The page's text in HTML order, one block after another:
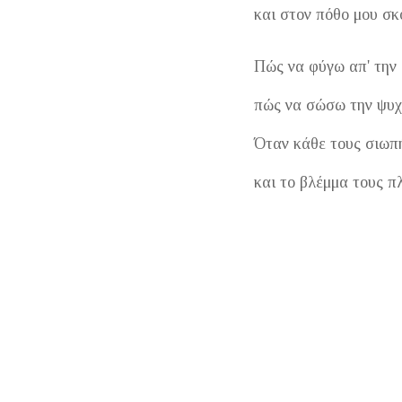
και στον πόθο μου
Πώς να φύγω απ' την
πώς να σώσω την
Όταν κάθε τους
και το βλέμμα τους